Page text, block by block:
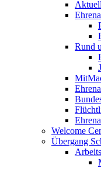
Rund
Welcome
Übergang